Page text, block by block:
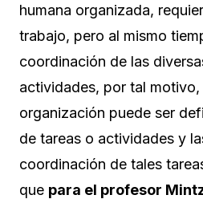
humana organizada,
trabajo, pero al mismo
coordinación de las
actividades, por tal
organización puede ser
de tareas o actividades y
coordinación de tales
que para el profesor